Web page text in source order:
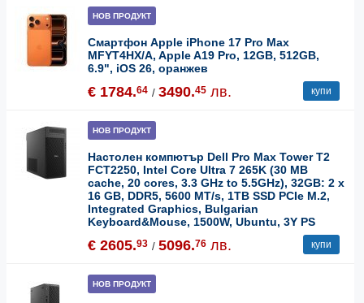
НОВ ПРОДУКТ
Смартфон Apple iPhone 17 Pro Max
MFYT4HX/A, Apple A19 Pro, 12GB, 512GB,
6.9", iOS 26, оранжев
€ 1784.64 / 3490.45 лв. купи
НОВ ПРОДУКТ
Настолен компютър Dell Pro Max Tower T2
FCT2250, Intel Core Ultra 7 265K (30 MB
cache, 20 cores, 3.3 GHz to 5.5GHz), 32GB: 2 x
16 GB, DDR5, 5600 MT/s, 1TB SSD PCIe M.2,
Integrated Graphics, Bulgarian
Keyboard&Mouse, 1500W, Ubuntu, 3Y PS
€ 2605.93 / 5096.76 лв. купи
НОВ ПРОДУКТ